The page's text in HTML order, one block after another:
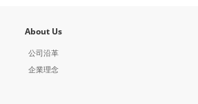
About Us
公司沿革
企業理念